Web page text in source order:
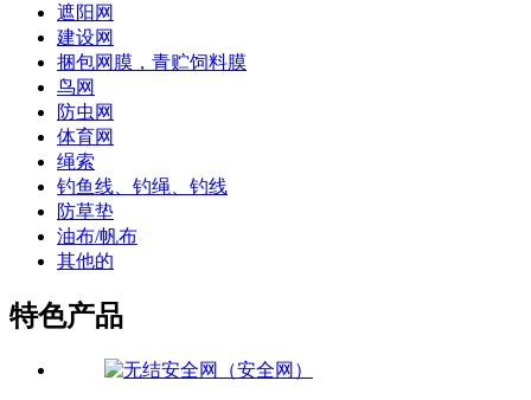
遮阳网
建设网
捆包网膜，青贮饲料膜
鸟网
防虫网
体育网
绳索
钓鱼线、钓绳、钓线
防草垫
油布/帆布
其他的
特色产品